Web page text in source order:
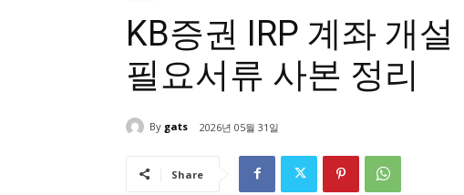
KB증권 IRP 계좌 개
필요서류 사본 정리
By gats 2026년 05월 31일
Share